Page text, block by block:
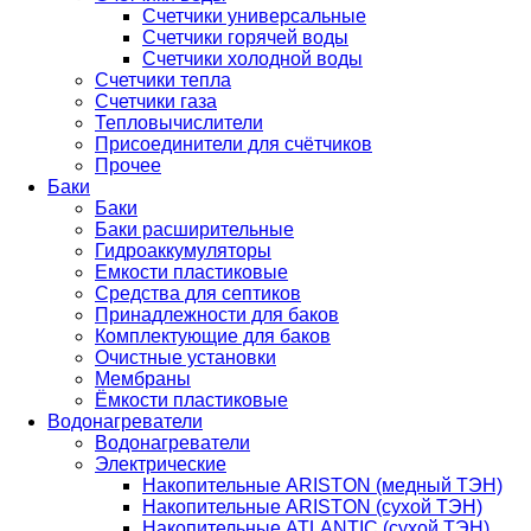
Счетчики универсальные
Счетчики горячей воды
Счетчики холодной воды
Счетчики тепла
Счетчики газа
Тепловычислители
Присоединители для счётчиков
Прочее
Баки
Баки
Баки расширительные
Гидроаккумуляторы
Емкости пластиковые
Средства для септиков
Принадлежности для баков
Комплектующие для баков
Очистные установки
Мембраны
Ёмкости пластиковые
Водонагреватели
Водонагреватели
Электрические
Накопительные ARISTON (медный ТЭН)
Накопительные ARISTON (сухой ТЭН)